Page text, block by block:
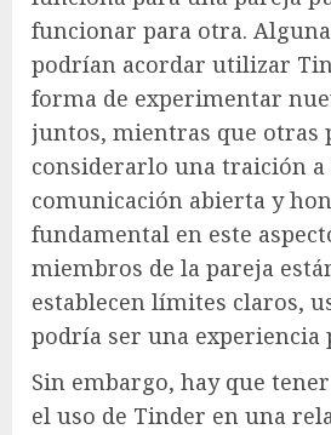
funcionar para otra.
podrían acordar utilizar
forma de experimentar
juntos, mientras que otras
considerarlo una traición a
comunicación abierta y
fundamental en este
miembros de la pareja
establecen límites claros,
podría ser una experiencia
Sin embargo, hay que
el uso de Tinder en una